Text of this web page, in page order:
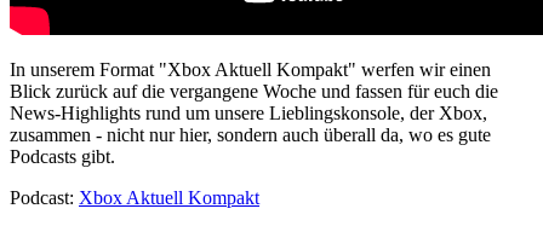
In unserem Format "Xbox Aktuell Kompakt" werfen wir einen
Blick zurück auf die vergangene Woche und fassen für euch die
News-Highlights rund um unsere Lieblingskonsole, der Xbox,
zusammen - nicht nur hier, sondern auch überall da, wo es gute
Podcasts gibt.
Podcast: Xbox Aktuell Kompakt